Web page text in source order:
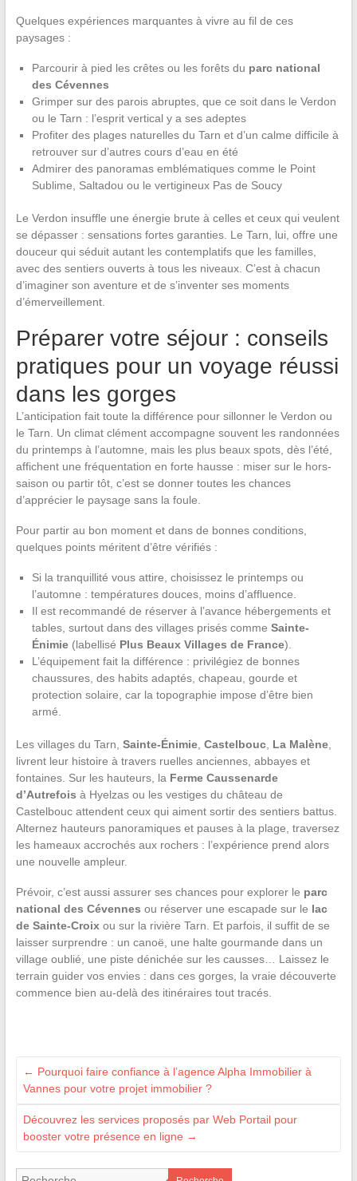
Quelques expériences marquantes à vivre au fil de ces
paysages :
Parcourir à pied les crêtes ou les forêts du parc national
des Cévennes
Grimper sur des parois abruptes, que ce soit dans le Verdon
ou le Tarn : l’esprit vertical y a ses adeptes
Profiter des plages naturelles du Tarn et d’un calme difficile à
retrouver sur d’autres cours d’eau en été
Admirer des panoramas emblématiques comme le Point
Sublime, Saltadou ou le vertigineux Pas de Soucy
Le Verdon insuffle une énergie brute à celles et ceux qui veulent
se dépasser : sensations fortes garanties. Le Tarn, lui, offre une
douceur qui séduit autant les contemplatifs que les familles,
avec des sentiers ouverts à tous les niveaux. C’est à chacun
d’imaginer son aventure et de s’inventer ses moments
d’émerveillement.
Préparer votre séjour : conseils
pratiques pour un voyage réussi
dans les gorges
L’anticipation fait toute la différence pour sillonner le Verdon ou
le Tarn. Un climat clément accompagne souvent les randonnées
du printemps à l’automne, mais les plus beaux spots, dès l’été,
affichent une fréquentation en forte hausse : miser sur le hors-
saison ou partir tôt, c’est se donner toutes les chances
d’apprécier le paysage sans la foule.
Pour partir au bon moment et dans de bonnes conditions,
quelques points méritent d’être vérifiés :
Si la tranquillité vous attire, choisissez le printemps ou
l’automne : températures douces, moins d’affluence.
Il est recommandé de réserver à l’avance hébergements et
tables, surtout dans des villages prisés comme Sainte-
Énimie(labellisé Plus Beaux Villages de France).
L’équipement fait la différence : privilégiez de bonnes
chaussures, des habits adaptés, chapeau, gourde et
protection solaire, car la topographie impose d’être bien
armé.
Les villages du Tarn, Sainte-Énimie, Castelbouc, La Malène,
livrent leur histoire à travers ruelles anciennes, abbayes et
fontaines. Sur les hauteurs, la Ferme Caussenarde
d’Autrefois à Hyelzas ou les vestiges du château de
Castelbouc attendent ceux qui aiment sortir des sentiers battus.
Alternez hauteurs panoramiques et pauses à la plage, traversez
les hameaux accrochés aux rochers : l’expérience prend alors
une nouvelle ampleur.
Prévoir, c’est aussi assurer ses chances pour explorer le parc
national des Cévennes ou réserver une escapade sur le lac
de Sainte-Croixou sur la rivière Tarn. Et parfois, il suffit de se
laisser surprendre : un canoë, une halte gourmande dans un
village oublié, une piste dénichée sur les causses… Laissez le
terrain guider vos envies : dans ces gorges, la vraie découverte
commence bien au-delà des itinéraires tout tracés.
← Pourquoi faire confiance à l’agence Alpha Immobilier à
Vannes pour votre projet immobilier ?
Découvrez les services proposés par Web Portail pour
booster votre présence en ligne →